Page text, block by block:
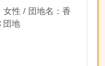
性 / 団地名：香
団地